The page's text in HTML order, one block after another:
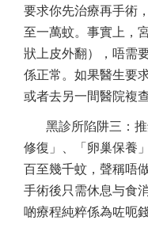
要求你先治療再手術
至一萬蚊。事實上，
狀上皮外翻），唔需
係正常。如果醫生要
或者去另一間醫院複查
黑診所陷阱三：
修復」、「卵巢保養
百至幾千蚊，聲稱唔
手術後只需休息与食
啲療程純粹係為咗呃錢